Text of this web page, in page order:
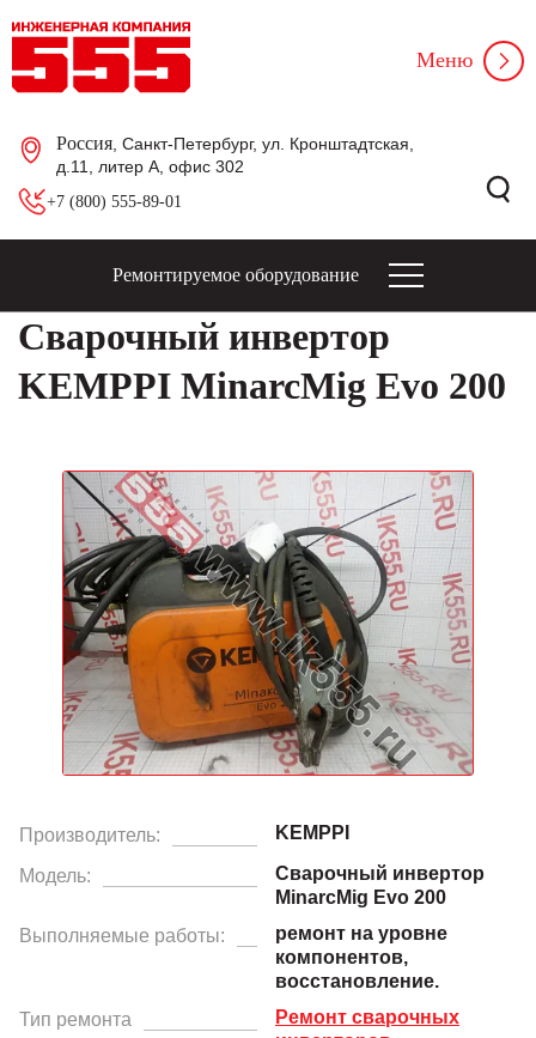
Россия , Санкт-Петербург, ул. Кронштадтская,
д.11, литер А, офис 302
+7 (800) 555-89-01
Меню
Ремонтируемое оборудование
Сварочный инвертор
KEMPPI MinarcMig Evo 200
Производитель: KEMPPI
Модель:
Сварочный инвертор
MinarcMig Evo 200
Выполняемые работы:
ремонт на уровне
компонентов,
восстановление.
Тип ремонта
Ремонт сварочных